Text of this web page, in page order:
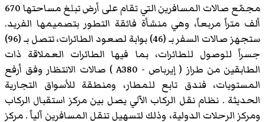
مجمّع صالات المسافرين التي تقام على أرض تبلغ مساحتها 670
ألف متراً مربعاً، وهي منشأة فائقة التطور بتصميمها الفريد.
ستجهز صالات السفر بـ (46) بوابة لصعود الطائرات، تتصل بـ (96)
جسراً للوصول للطائرات، بما فيها الطائرات العملاقة ذات
الطابقين من طراز ( إيرباص - A380 ) صالات الانتظار وفق أرفع
المستويات، فندق تابع للمطار، ومنطقة للأسواق التجارية
الحديثة . نظام نقل الركاب الآلي يصل بين مركز استقبال الركاب
ومركز الرحلات الدولية، وذلك لتسهيل تنقل المسافرين آلياً . مركز